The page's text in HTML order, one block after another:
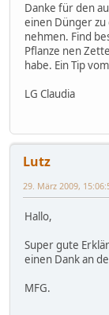
Danke für den
einen Dünger
nehmen. Find
Pflanze nen
habe. Ein Tip
LG Claudia
Lutz
29. März 2009,
Hallo,
Super gute
einen Dank an
MFG.